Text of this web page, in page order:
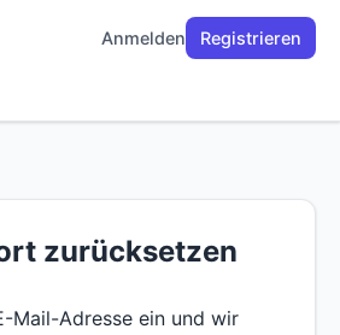
Anmelden Registrieren
zurücksetzen
Mail-Adresse ein und wir